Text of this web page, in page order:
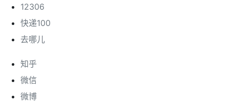
12306
快递100
去哪儿
知乎
微信
微博